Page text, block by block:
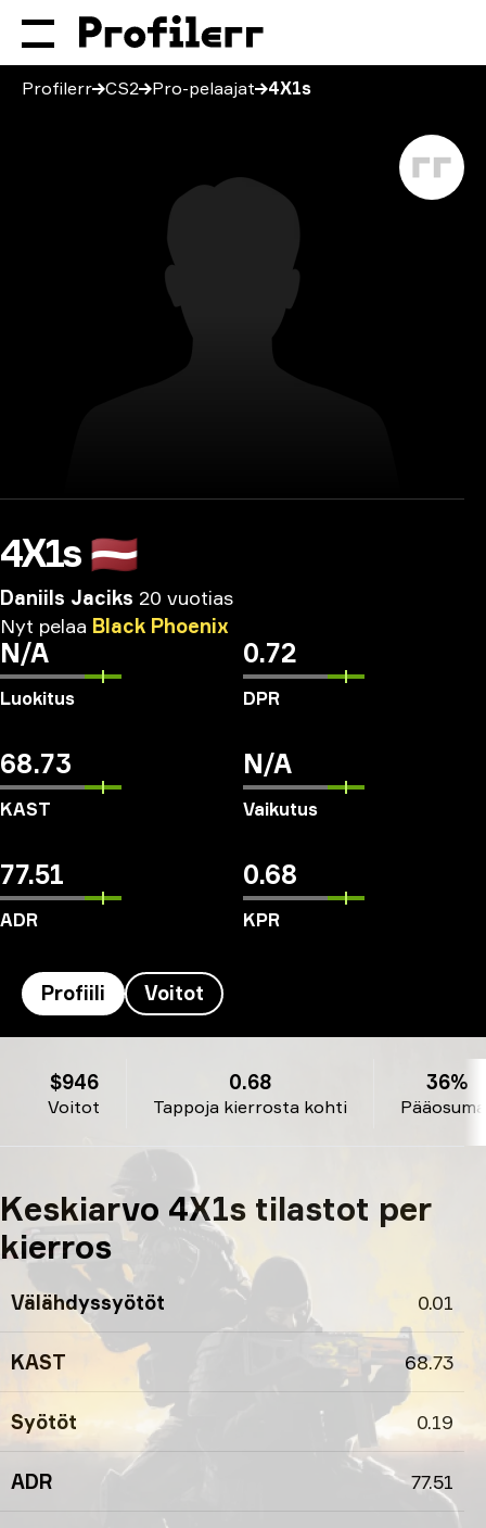
Profilerr CS2 Pro-pelaajat 4X1s
4X1s 🇱🇻
Daniils Jaciks 20 vuotias
Nyt pelaa Black Phoenix
N/A
Luokitus
0.72
DPR
68.73
KAST
N/A
Vaikutus
77.51
ADR
0.68
KPR
Profiili Voitot
Voitot
$946
Tappoja kierrosta kohti
0.68 36%
Keskiarvo 4X1s tilastot per
kierros
Välähdyssyötöt 0.01
KAST 68.73
Syötöt 0.19
ADR 77.51